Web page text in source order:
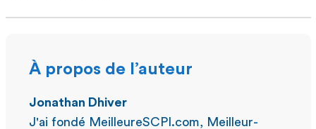
À propos de l’auteur
Jonathan Dhiver
J'ai fondé MeilleureSCPI.com, Meilleur-